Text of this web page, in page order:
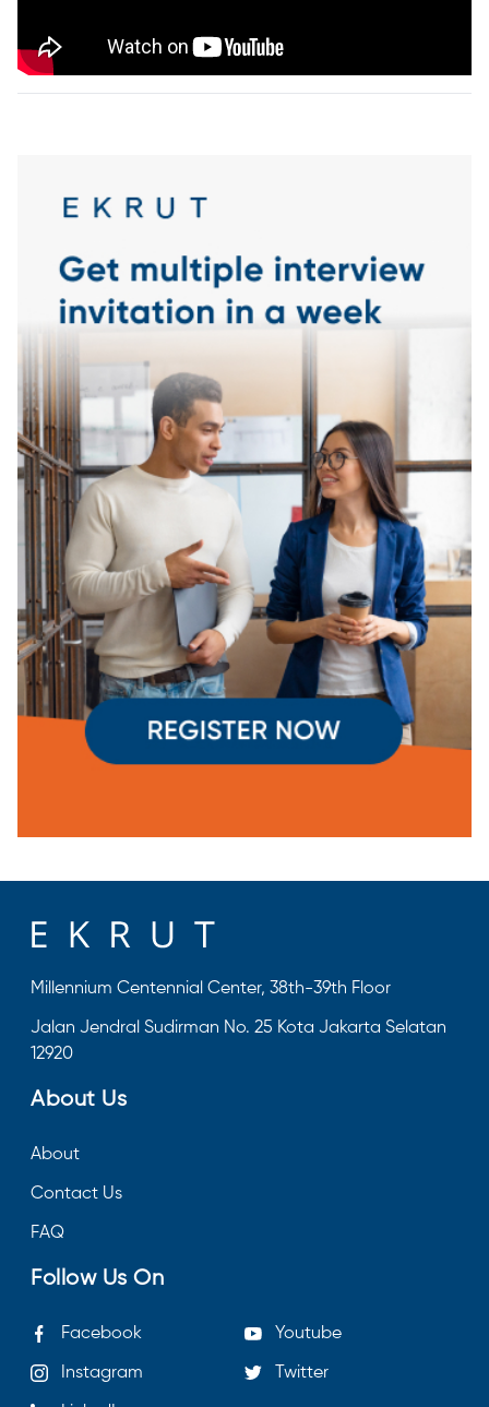
Millennium Centennial Center, 38th-39th Floor
Jalan Jendral Sudirman No. 25 Kota Jakarta Selatan
12920
About Us
About
Contact Us
FAQ
Follow Us On
Facebook Youtube
Instagram Twitter